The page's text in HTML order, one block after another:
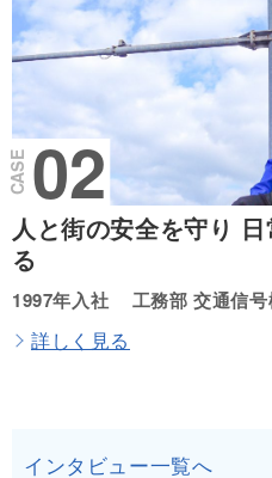
人と街の安全を守り
る
1997年入社 工務部 交通信
詳しく見る
インタビュー一覧へ